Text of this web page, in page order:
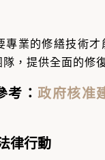
專業的修繕技術
，提供全面的修
考：政府核准
律行動